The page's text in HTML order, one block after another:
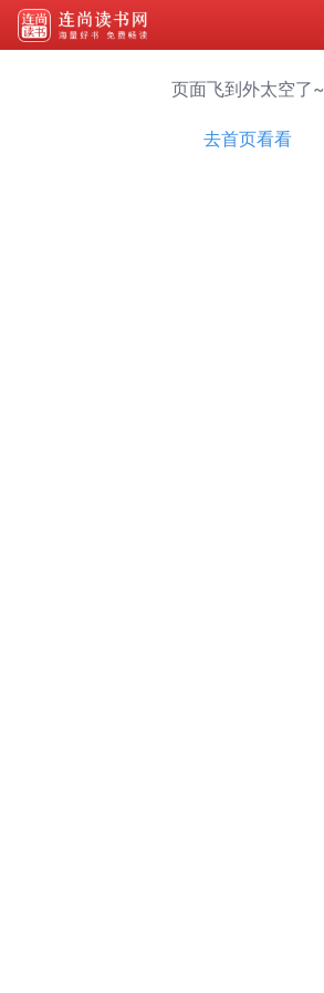
页面飞到外太空了~
去首页看看